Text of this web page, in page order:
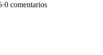
·0 comentarios